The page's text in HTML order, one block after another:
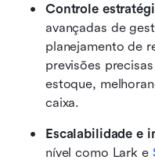
Controle
avançadas de
planejamento de
previsões
estoque,
caixa.
Escalabilidade e
nível como Lark e